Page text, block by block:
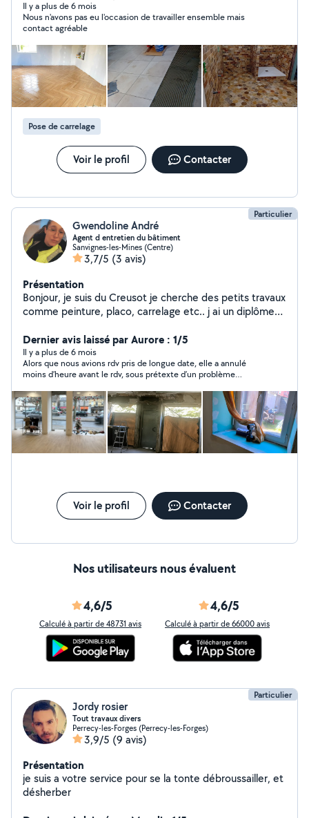
Il y a plus de 6 mois
Nous n'avons pas eu l'occasion de travailler ensemble mais
contact agréable
Pose de carrelage
Voir le profil Contacter
Particulier
Gwendoline André
Agent d entretien du bâtiment
Sanvignes-les-Mines (Centre)
3,7/5 (3 avis)
Présentation
Bonjour, je suis du Creusot je cherche des petits travaux
comme peinture, placo, carrelage etc.. j ai un diplôme
intervenir dans tout ce qui est rénovation intérieure Je
peut intervenir dans un rayon de 100Km avec
supplément de 20E.
Dernier avis laissé par Aurore : 1/5
Il y a plus de 6 mois
Alors que nous avions rdv pris de longue date, elle a annulé
moins d’heure avant le rdv, sous prétexte d’un problème
moi. Puis aucune nouvelle et réponse à mes message. Je
déconseille. Pas sérieuse, pas professionnelle
Voir le profil Contacter
Nos utilisateurs nous évaluent
4,6/5
Calculé à partir de 48731 avis
4,6/5
Calculé à partir de 66000 avis
Particulier
Jordy rosier
Tout travaux divers
Perrecy-les-Forges (Perrecy-les-Forges)
3,9/5 (9 avis)
Présentation
je suis a votre service pour se la tonte débroussailler, et
désherber